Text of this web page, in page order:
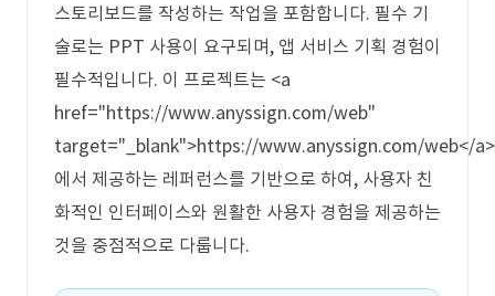
스토리보드를 작성하는 작업을 포함합니다. 필수 기
술로는 PPT 사용이 요구되며, 앱 서비스 기획 경험이
필수적입니다. 이 프로젝트는 <a
href="https://www.anyssign.com/web"
target="_blank">https://www.anyssign.com/web</a>
에서 제공하는 레퍼런스를 기반으로 하여, 사용자 친
화적인 인터페이스와 원활한 사용자 경험을 제공하는
것을 중점적으로 다룹니다.